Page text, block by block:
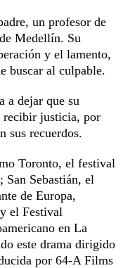
un profesor de
Medellín. Su
y el lamento,
buscar al culpable.
a dejar que su
recibir justicia, por
sus recuerdos.
Toronto, el festival
San Sebastián, el
de Europa,
el Festival
en La
este drama dirigido
por 64-A Films